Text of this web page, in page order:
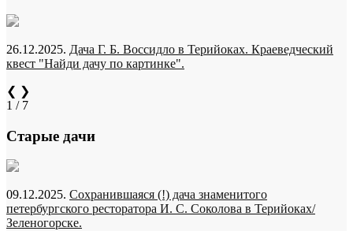
26.12.2025. Дача Г. Б. Воссидло в Терийоках. Краеведческий
квест "Найди дачу по картинке".
❮ ❯
1 / 7
Старые дачи
09.12.2025. Сохранившаяся (!) дача знаменитого
петербургского ресторатора И. С. Соколова в Терийоках/
Зеленогорске.